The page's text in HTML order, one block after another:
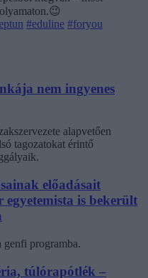
#eduline #foryou
nem ingyenes
alapvetően
tagozatokat érintő
előadásait
is bekerült
genfi programba.
túlórapótlék –